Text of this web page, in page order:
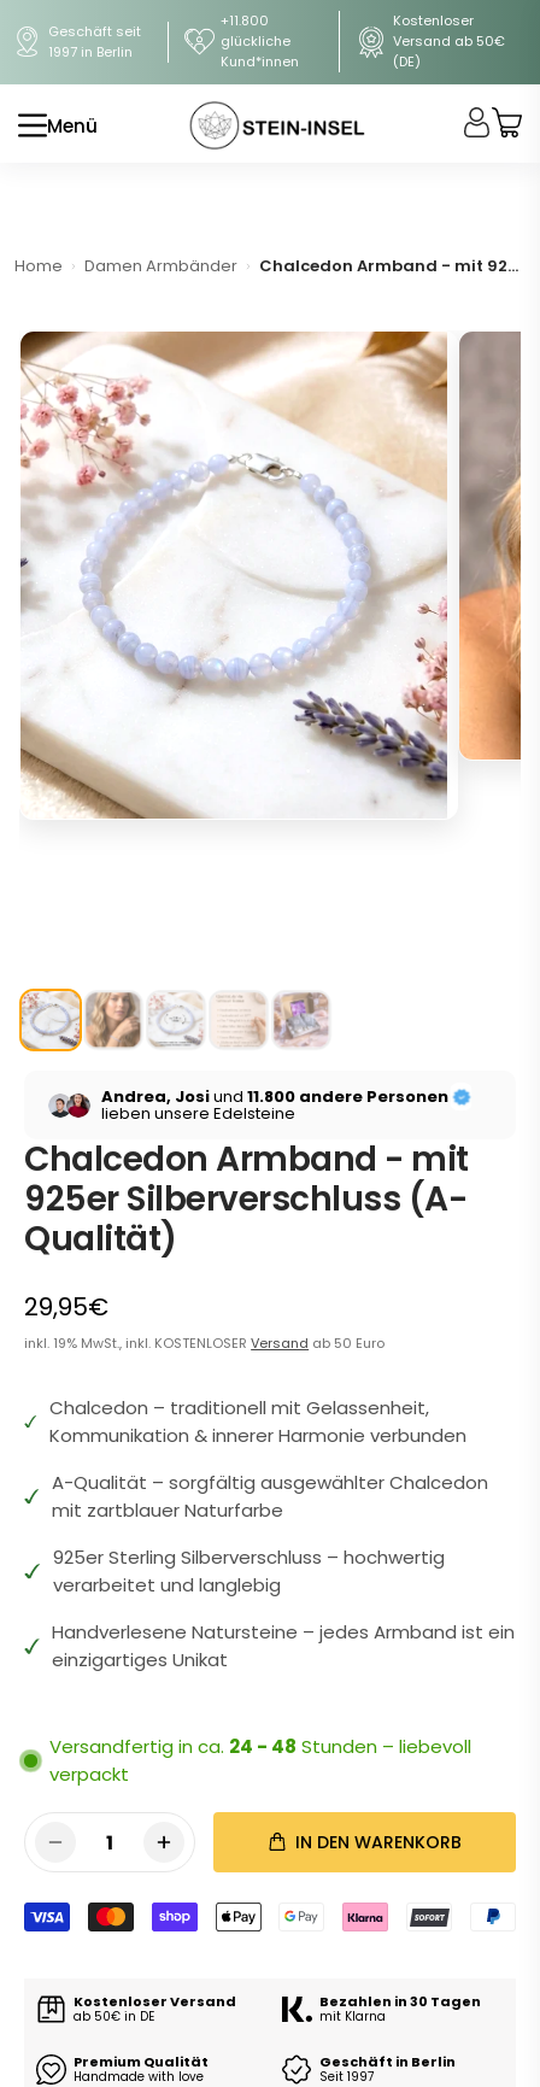
Geschäft seit
1997 in Berlin
+11.800
glückliche
Kund*innen
Kostenloser
Versand ab 50€
(DE)
Menü
Home Damen Armbänder Chalcedon Armband - mit 925er Silberverschluss (A-Qualität)
Andrea, Josiund11.800 andere Personen
lieben unsere Edelsteine
Chalcedon Armband - mit
925er Silberverschluss (A-
Qualität)
29,95€
inkl. 19% MwSt., inkl. KOSTENLOSERVersand ab 50 Euro
Chalcedon – traditionell mit Gelassenheit,
Kommunikation & innerer Harmonie verbunden
A-Qualität – sorgfältig ausgewählter Chalcedon
mit zartblauer Naturfarbe
925er Sterling Silberverschluss – hochwertig
verarbeitet und langlebig
Handverlesene Natursteine – jedes Armband ist ein
einzigartiges Unikat
Versandfertig in ca. 24 - 48 Stunden – liebevoll
verpackt
1 IN DEN WARENKORB
Kostenloser Versand
ab 50€ in DE
Bezahlen in 30 Tagen
mit Klarna
Premium Qualität
Handmade with love
Geschäft in Berlin
Seit 1997